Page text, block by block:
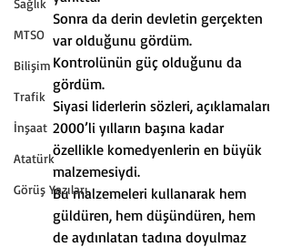
Sağlık
MTSO
Bilişim
Trafik
İnşaat
Atatürk
Görüş Yazıları
Sonra da derin devletin gerçekten
var olduğunu gördüm.
Kontrolünün güç olduğunu da
gördüm.
Siyasi liderlerin sözleri, açıklamaları
2000’li yılların başına kadar
özellikle komedyenlerin en büyük
malzemesiydi.
Bu malzemeleri kullanarak hem
güldüren, hem düşündüren, hem
de aydınlatan tadına doyulmaz